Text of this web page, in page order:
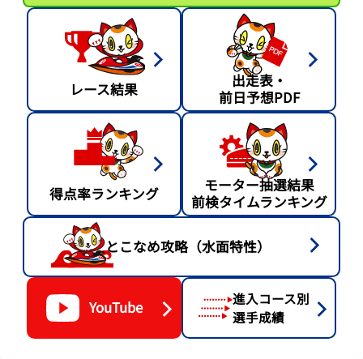
レース結果
出走表・
前日予想PDF
得点率ランキング
モーター抽選結果
前検タイムランキング
とこなめ攻略（水面特性）
YouTube
進入コース別
選手成績